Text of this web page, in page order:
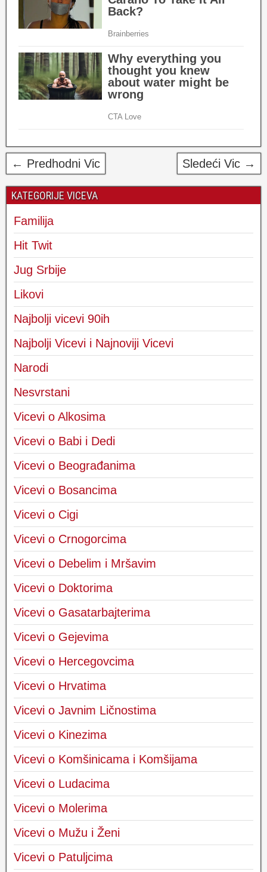
← Predhodni Vic Sledeći Vic →
KATEGORIJE VICEVA
Familija
Hit Twit
Jug Srbije
Likovi
Najbolji vicevi 90ih
Najbolji Vicevi i Najnoviji Vicevi
Narodi
Nesvrstani
Vicevi o Alkosima
Vicevi o Babi i Dedi
Vicevi o Beograđanima
Vicevi o Bosancima
Vicevi o Cigi
Vicevi o Crnogorcima
Vicevi o Debelim i Mršavim
Vicevi o Doktorima
Vicevi o Gasatarbajterima
Vicevi o Gejevima
Vicevi o Hercegovcima
Vicevi o Hrvatima
Vicevi o Javnim Ličnostima
Vicevi o Kinezima
Vicevi o Komšinicama i Komšijama
Vicevi o Ludacima
Vicevi o Molerima
Vicevi o Mužu i Ženi
Vicevi o Patuljcima